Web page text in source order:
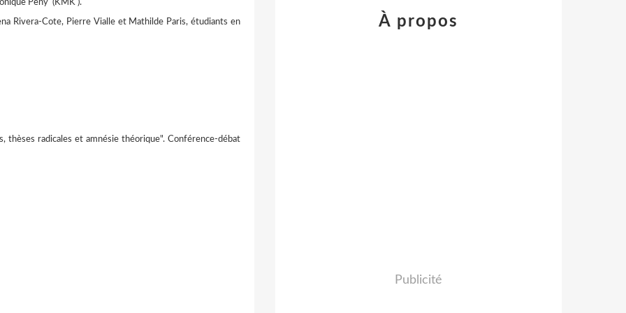
Peny (KMK ).
Rivera-Cote, Pierre Vialle et Mathilde Paris, étudiants en
thèses radicales et amnésie théorique". Conférence-débat
À propos
Publicité